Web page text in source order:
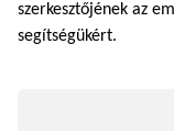
szerkesztőjének az
segítségükért.